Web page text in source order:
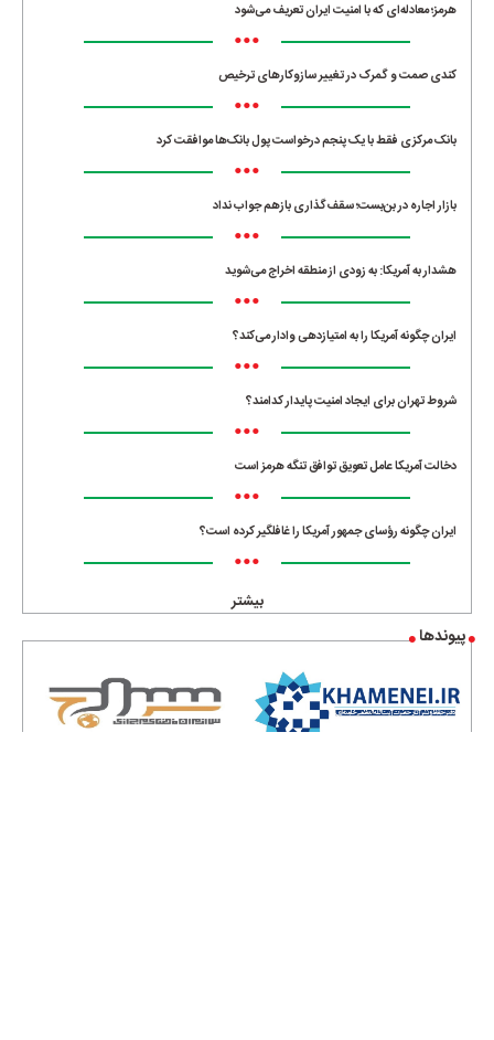
هرمز؛ معادله‌ای که با امنیت ایران تعریف می‌شود
•••
کندی صمت و گمرک در تغییر سازوکارهای ترخیص
•••
بانک مرکزی فقط با یک‌ پنجم درخواست پول بانک‌ها موافقت کرد
•••
بازار اجاره در بن‌بست؛ سقف‌گذاری بازهم جواب نداد
•••
هشدار به آمریکا: به زودی از منطقه اخراج می‌شوید
•••
ایران چگونه آمریکا را به امتیازدهی وادار می‌کند؟
•••
شروط تهران برای ایجاد امنیت پایدار کدامند؟
•••
دخالت آمریکا عامل تعویق توافق تنگه هرمز است
•••
ایران چگونه رؤسای جمهور آمریکا را غافلگیر کرده است؟
•••
بیشتر
پیوندها